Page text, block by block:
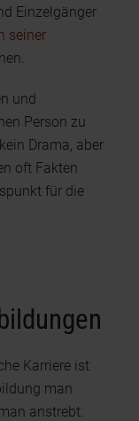
Einzelgänger
seiner
und
Person zu
Drama, aber
oft Fakten
für die
Karriere ist
man
anstrebt.